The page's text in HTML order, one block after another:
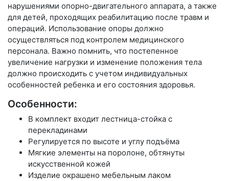
нарушениями опорно-двигательного аппарата, а также
для детей, проходящих реабилитацию после травм и
операций. Использование опоры должно
осуществляться под контролем медицинского
персонала. Важно помнить, что постепенное
увеличение нагрузки и изменение положения тела
должно происходить с учетом индивидуальных
особенностей ребенка и его состояния здоровья.
Особенности:
В комплект входит лестница-стойка с
перекладинами
Регулируется по высоте и углу подъёма
Мягкие элементы на поролоне, обтянуты
искусственной кожей
Изделие окрашено мебельным лаком